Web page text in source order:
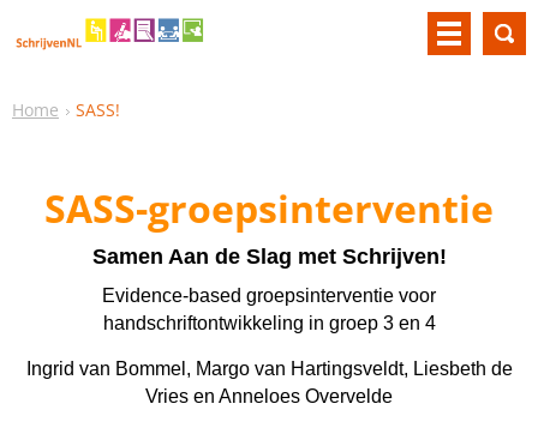
Home SASS!
SASS-groepsinterventie
Samen Aan de Slag met Schrijven!
Evidence-based groepsinterventie voor
handschriftontwikkeling in groep 3 en 4
Ingrid van Bommel, Margo van Hartingsveldt, Liesbeth de
Vries en Anneloes Overvelde